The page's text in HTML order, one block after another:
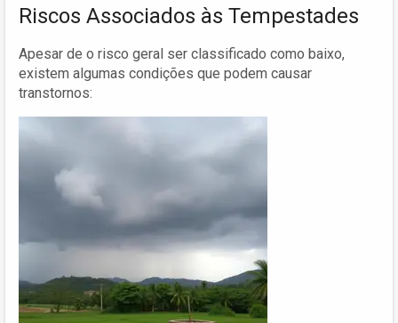
Riscos Associados às Tempestades
Apesar de o risco geral ser classificado como baixo,
existem algumas condições que podem causar
transtornos: